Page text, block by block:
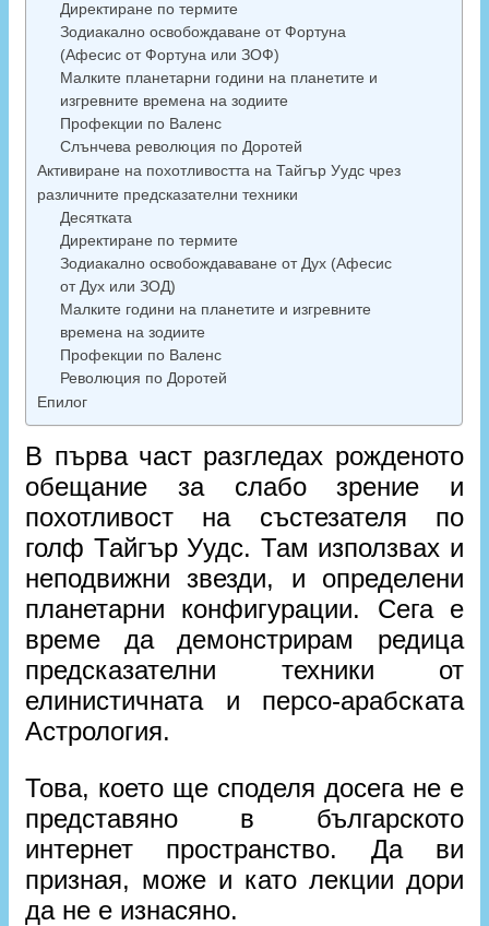
Директиране по термите
Зодиакално освобождаване от Фортуна
(Афесис от Фортуна или ЗОФ)
Малките планетарни години на планетите и
изгревните времена на зодиите
Профекции по Валенс
Слънчева революция по Доротей
Активиране на похотливостта на Тайгър Уудс чрез
различните предсказателни техники
Десятката
Директиране по термите
Зодиакално освобождававане от Дух (Афесис
от Дух или ЗОД)
Малките години на планетите и изгревните
времена на зодиите
Профекции по Валенс
Революция по Доротей
Епилог
В първа част разгледах рожденото
обещание за слабо зрение и
похотливост на състезателя по
голф Тайгър Уудс. Там използвах и
неподвижни звезди, и определени
планетарни конфигурации. Сега е
време да демонстрирам редица
предсказателни техники от
елинистичната и персо-арабската
Астрология.
Това, което ще споделя досега не е
представяно в българското
интернет пространство. Да ви
призная, може и като лекции дори
да не е изнасяно.